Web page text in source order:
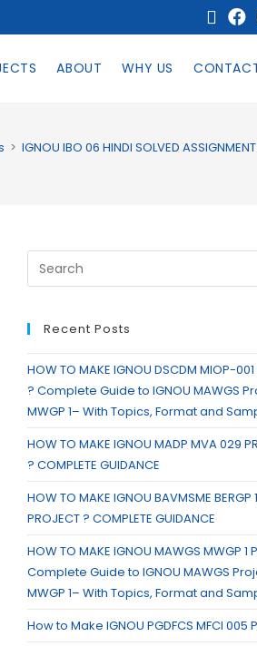
ABOUT WHY US
> IGNOU IBO 06 HINDI SOLVED
Recent Posts
HOW TO MAKE IGNOU DSCDM MIOP-
? Complete Guide to IGNOU MAWGS
MWGP 1– With Topics, Format and
HOW TO MAKE IGNOU MADP MVA 029
? COMPLETE GUIDANCE
HOW TO MAKE IGNOU BAVMSME BERGP
PROJECT ? COMPLETE GUIDANCE
HOW TO MAKE IGNOU MAWGS MWGP
Complete Guide to IGNOU MAWGS
MWGP 1– With Topics, Format and
How to Make IGNOU PGDFCS MFCI 005